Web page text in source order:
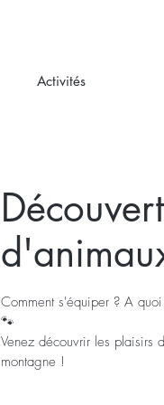
Activités
Comment s'équiper ? A
🐾
Venez découvrir les plaisirs
montagne !